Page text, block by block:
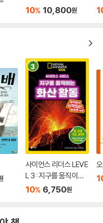
10% 10,800원
사이언스 리더스 LEVE
L 3 : 지구를 움직이는
화산 활동
10% 6,750원